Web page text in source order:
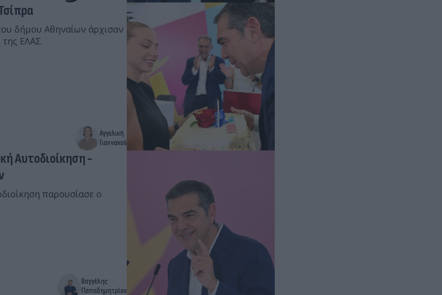
δήμου Αθηναίων άρχισαν
ΕΛΑΣ.
Αγγελική
Γιαννακού
Αυτοδιοίκηση -
παρουσίασε ο
Βαγγέλης
Παπαδημητρίου